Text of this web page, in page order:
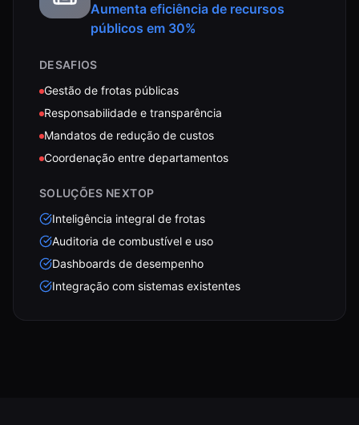
Aumenta eficiência de recursos
públicos em 30%
DESAFIOS
Gestão de frotas públicas
Responsabilidade e transparência
Mandatos de redução de custos
Coordenação entre departamentos
SOLUÇÕES NEXTOP
Inteligência integral de frotas
Auditoria de combustível e uso
Dashboards de desempenho
Integração com sistemas existentes